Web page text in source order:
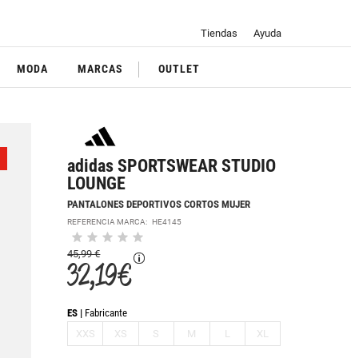
Tiendas Ayuda
MODA MARCAS OUTLET
adidas SPORTSWEAR STUDIO
LOUNGE
PANTALONES DEPORTIVOS CORTOS MUJER
REFERENCIA MARCA:HE4145
45,99 €
32,19 €
ES
Fabricante
XXS
XS S M L XL